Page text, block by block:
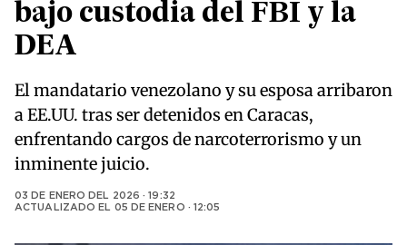
bajo custodia del FBI y la
DEA
El mandatario venezolano y su esposa arribaron
a EE.UU. tras ser detenidos en Caracas,
enfrentando cargos de narcoterrorismo y un
inminente juicio.
03 DE ENERO DEL 2026 · 19:32
ACTUALIZADO EL 05 DE ENERO · 12:05